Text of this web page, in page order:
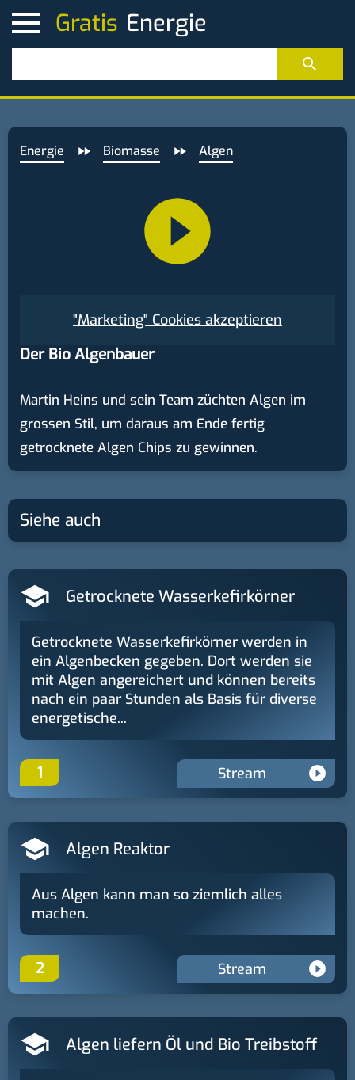
Gratis
Energie Biomasse Algen
"Marketing" Cookies akzeptieren
Der Bio Algenbauer
Martin Heins und sein Team züchten Algen im
grossen Stil, um daraus am Ende fertig
getrocknete Algen Chips zu gewinnen.
Siehe auch
Getrocknete Wasserkefirkörner
Getrocknete Wasserkefirkörner werden in
ein Algenbecken gegeben. Dort werden sie
mit Algen angereichert und können bereits
nach ein paar Stunden als Basis für diverse
energetische...
1 Stream
Algen Reaktor
Aus Algen kann man so ziemlich alles
machen.
2 Stream
Algen liefern Öl und Bio Treibstoff